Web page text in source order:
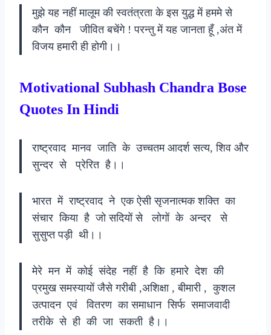
मुझे यह नहीं मालूम की स्वतंत्रता के इस युद्ध में हममे से
कौन कौन जीवित बचेंगे ! परन्तु में यह जानता हूँ ,अंत में
विजय हमारी ही होगी।।
Motivational Subhash Chandra Bose
Quotes In Hindi
राष्ट्रवाद मानव जाति के उच्चतम आदर्श सत्य, शिव और
सुन्दर से प्रेरित है।।
भारत में राष्ट्रवाद ने एक ऐसी सृजनात्मक शक्ति का
संचार किया है जो सदियों से लोगों के अन्दर से
सुसुप्त पड़ी थी।।
मेरे मन में कोई संदेह नहीं है कि हमारे देश की
प्रमुख समस्यायों जैसे गरीबी ,अशिक्षा , बीमारी , कुशल
उत्पादन एवं वितरण का समाधान सिर्फ समाजवादी
तरीके से ही की जा सकती है।।